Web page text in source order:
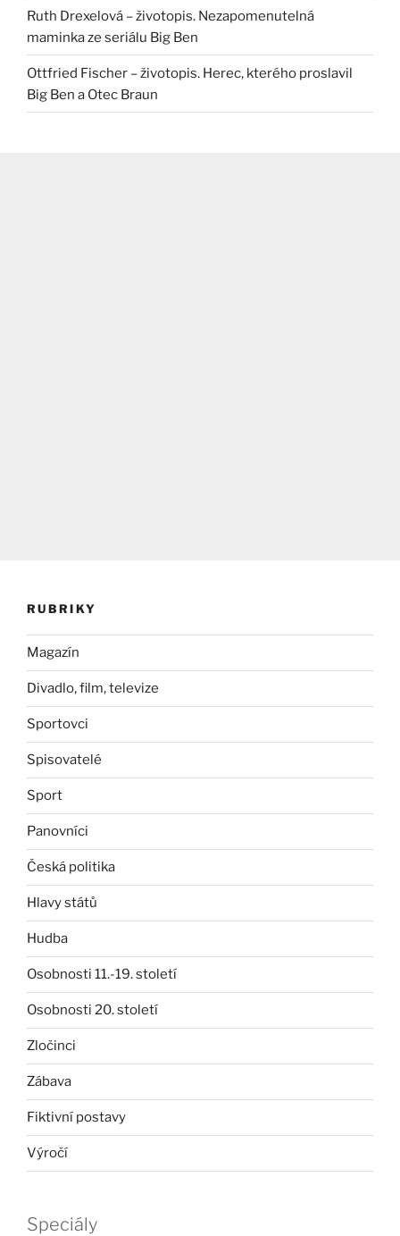
Ruth Drexelová – životopis. Nezapomenutelná
maminka ze seriálu Big Ben
Ottfried Fischer – životopis. Herec, kterého proslavil
Big Ben a Otec Braun
RUBRIKY
Magazín
Divadlo, film, televize
Sportovci
Spisovatelé
Sport
Panovníci
Česká politika
Hlavy států
Hudba
Osobnosti 11.-19. století
Osobnosti 20. století
Zločinci
Zábava
Fiktivní postavy
Výročí
Speciály